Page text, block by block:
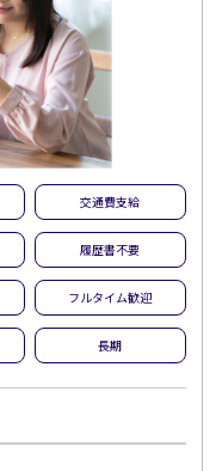
交通費支給
履歴書不要
フルタイム歓迎
長期